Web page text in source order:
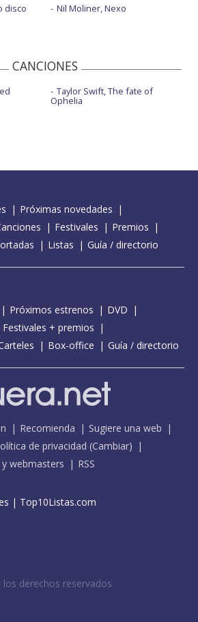
disco
Nil Moliner, Nexo
CANCIONES
Taylor Swift, The fate of
Ophelia
Próximas novedades
Festivales
Premios
Listas Guía / directorio
Próximos estrenos
DVD
Festivales + premios
Box-office Guía / directorio
Recomienda
Sugiere una web
de privacidad (Cambiar)
y webmasters RSS
| Top10Listas.com
derechos reservados